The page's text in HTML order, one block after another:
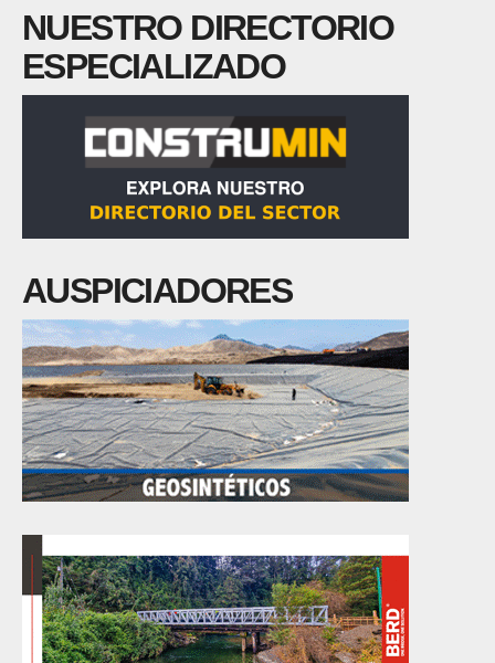
NUESTRO DIRECTORIO
ESPECIALIZADO
AUSPICIADORES